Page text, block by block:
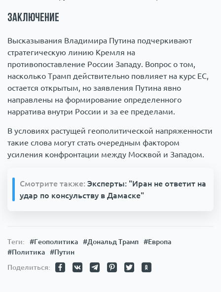
Заключение
Высказывания Владимира Путина подчеркивают
стратегическую линию Кремля на
противопоставление России Западу. Вопрос о том,
насколько Трамп действительно повлияет на курс ЕС,
остается открытым, но заявления Путина явно
направлены на формирование определенного
нарратива внутри России и за ее пределами.
В условиях растущей геополитической напряженности
такие слова могут стать очередным фактором
усиления конфронтации между Москвой и Западом.
Смотрите также: Эксперты: "Иран не ответит на
удар по консульству в Дамаске"
Теги: #Геополитика #Дональд Трамп
#Европа
#Политика
#Путин
Поделиться: